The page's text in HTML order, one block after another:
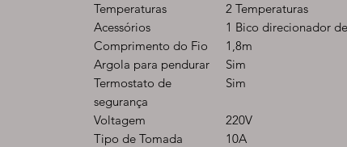
Temperaturas
2 Temperaturas
Acessórios
1 Bico direcionador
Comprimento do Fio
1,8m
Argola para pendurar
Sim
Termostato de
segurança
Sim
Voltagem
220V
Tipo de Tomada
10A